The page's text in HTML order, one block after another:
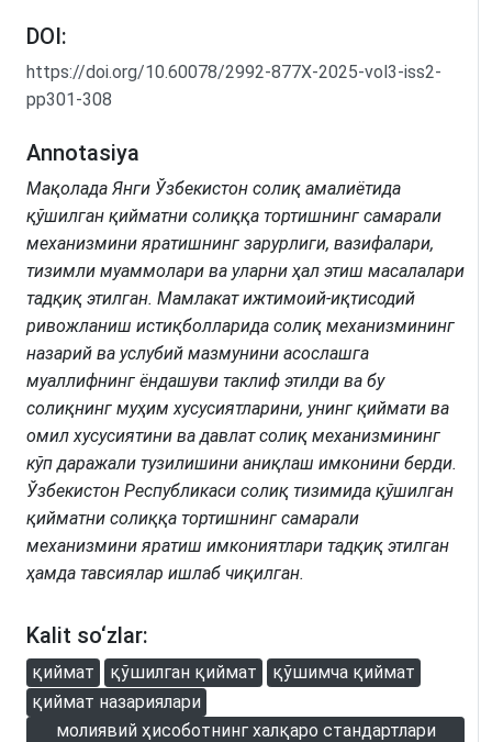
DOI:
https://doi.org/10.60078/2992-877X-2025-vol3-iss2-
pp301-308
Annotasiya
Мақолада Янги Ўзбекистон солиқ амалиётида
қўшилган қийматни солиққа тортишнинг самарали
механизмини яратишнинг зарурлиги, вазифалари,
тизимли муаммолари ва уларни ҳал этиш масалалари
тадқиқ этилган. Мамлакат ижтимоий-иқтисодий
ривожланиш истиқболларида солиқ механизмининг
назарий ва услубий мазмунини асослашга
муаллифнинг ёндашуви таклиф этилди ва бу
солиқнинг муҳим хусусиятларини, унинг қиймати ва
омил хусусиятини ва давлат солиқ механизмининг
кўп даражали тузилишини аниқлаш имконини берди.
Ўзбекистон Республикаси солиқ тизимида қўшилган
қийматни солиққа тортишнинг самарали
механизмини яратиш имкониятлари тадқиқ этилган
ҳамда тавсиялар ишлаб чиқилган.
Kalit so‘zlar:
қиймат қўшилган қиймат
қўшимча қиймат
қиймат назариялари
молиявий ҳисоботнинг халқаро стандартлари